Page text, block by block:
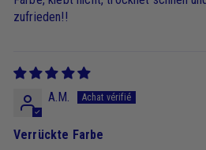
zufrieden!!
A.M.
Verrückte Farbe